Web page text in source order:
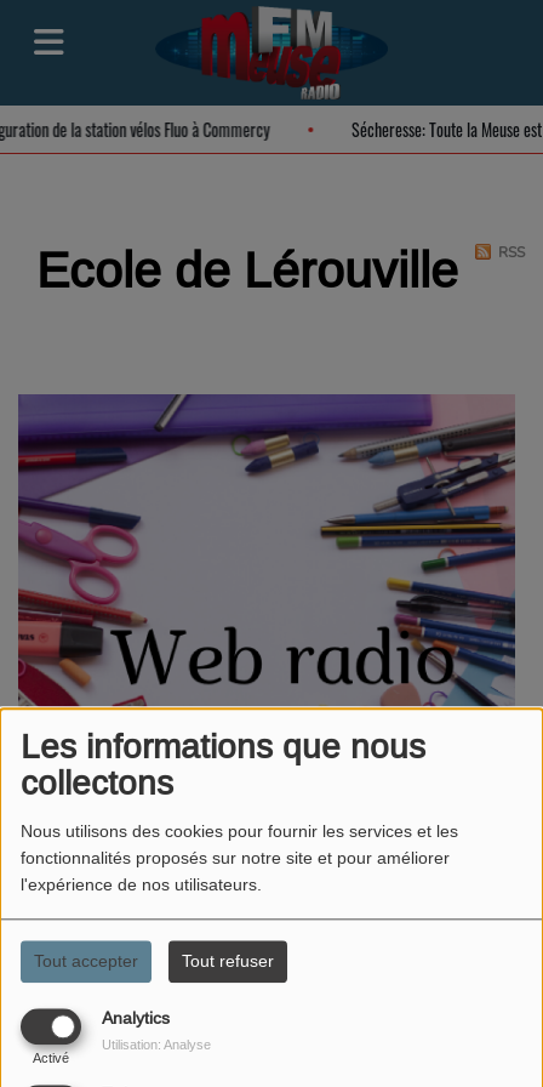
Les informations que nous
collectons
Nous utilisons des cookies pour fournir les services et les
fonctionnalités proposés sur notre site et pour améliorer
l'expérience de nos utilisateurs.
Tout accepter Tout refuser
Analytics
Activé
Utilisation: Analyse
de la station vélos Fluo à Commercy Sécheresse: Toute la Meuse
Ecole de Lérouville RSS
EMISSION DE L'ÉCOLE DE LÉROUVILLE.
ETUDE D'ALBUMS PARTIE 4